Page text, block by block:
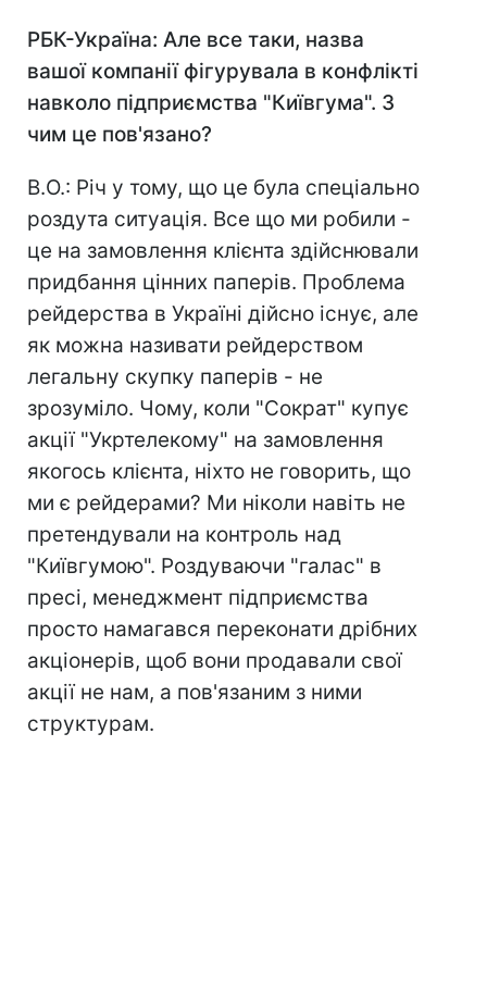
РБК-Україна: Але все таки, назва
вашої компанії фігурувала в конфлікті
навколо підприємства "Київгума". З
чим це пов'язано?
В.О.: Річ у тому, що це була спеціально
роздута ситуація. Все що ми робили -
це на замовлення клієнта здійснювали
придбання цінних паперів. Проблема
рейдерства в Україні дійсно існує, але
як можна називати рейдерством
легальну скупку паперів - не
зрозуміло. Чому, коли "Сократ" купує
акції "Укртелекому" на замовлення
якогось клієнта, ніхто не говорить, що
ми є рейдерами? Ми ніколи навіть не
претендували на контроль над
"Київгумою". Роздуваючи "галас" в
пресі, менеджмент підприємства
просто намагався переконати дрібних
акціонерів, щоб вони продавали свої
акції не нам, а пов'язаним з ними
структурам.